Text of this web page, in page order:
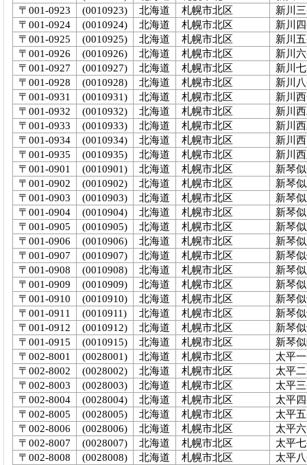
〒001-0923
(0010923) 北海道 札幌市北区
新川
〒001-0924
(0010924) 北海道 札幌市北区
新川
〒001-0925
(0010925) 北海道 札幌市北区
新川
〒001-0926
(0010926) 北海道 札幌市北区
新川
〒001-0927
(0010927) 北海道 札幌市北区
新川
〒001-0928
(0010928) 北海道 札幌市北区
新川
〒001-0931
(0010931) 北海道 札幌市北区
新川
〒001-0932
(0010932) 北海道 札幌市北区
新川
〒001-0933
(0010933) 北海道 札幌市北区
新川
〒001-0934
(0010934) 北海道 札幌市北区
新川
〒001-0935
(0010935) 北海道 札幌市北区
新川
〒001-0901
(0010901) 北海道 札幌市北区
新琴
〒001-0902
(0010902) 北海道 札幌市北区
新琴
〒001-0903
(0010903) 北海道 札幌市北区
新琴
〒001-0904
(0010904) 北海道 札幌市北区
新琴
〒001-0905
(0010905) 北海道 札幌市北区
新琴
〒001-0906
(0010906) 北海道 札幌市北区
新琴
〒001-0907
(0010907) 北海道 札幌市北区
新琴
〒001-0908
(0010908) 北海道 札幌市北区
新琴
〒001-0909
(0010909) 北海道 札幌市北区
新琴
〒001-0910
(0010910) 北海道 札幌市北区
新琴
〒001-0911
(0010911) 北海道 札幌市北区
新琴
〒001-0912
(0010912) 北海道 札幌市北区
新琴
〒001-0915
(0010915) 北海道 札幌市北区
新琴
〒002-8001
(0028001) 北海道 札幌市北区
太平
〒002-8002
(0028002) 北海道 札幌市北区
太平
〒002-8003
(0028003) 北海道 札幌市北区
太平
〒002-8004
(0028004) 北海道 札幌市北区
太平
〒002-8005
(0028005) 北海道 札幌市北区
太平
〒002-8006
(0028006) 北海道 札幌市北区
太平
〒002-8007
(0028007) 北海道 札幌市北区
太平
〒002-8008
(0028008) 北海道 札幌市北区
太平